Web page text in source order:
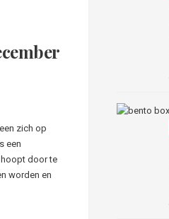
zich op
een
door te
worden en